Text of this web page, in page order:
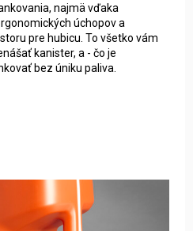
najmä vďaka
úchopov a
pre hubicu. To všetko vám
kanister, a - čo je
bez úniku paliva.